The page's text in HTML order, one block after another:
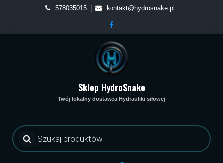
content
578035015 kontakt@hydrosnake.pl
Sklep HydroSnake
Twój lokalny dostawca Hydrauliki siłowej
Wyszukiwarka
produktów